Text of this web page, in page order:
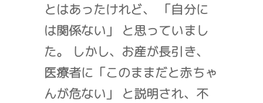
とはあったけれど、 「自分に
は関係ない」 と思っていまし
た。 しかし、お産が長引き、
医療者に「このままだと赤ちゃ
んが危ない」 と説明され、不